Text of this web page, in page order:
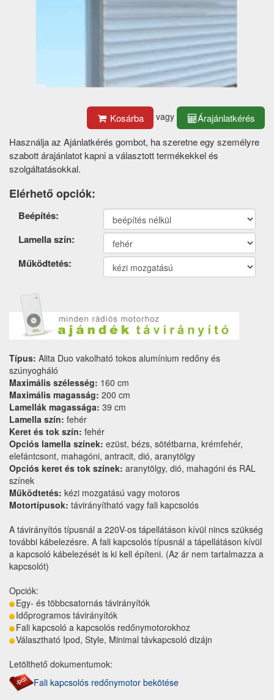
Kosárba vagy
Árajánlatkérés
Használja az Ajánlatkérés gombot, ha szeretne egy személyre
szabott árajánlatot kapni a választott termékekkel és
szolgáltatásokkal.
Elérhető opciók:
Termék
opciók
Beépítés:
Lamella szín:
Működtetés:
Típus: Alita Duo vakolható tokos alumínium redőny és
szúnyogháló
Maximális szélesség: 160 cm
Maximális magasság: 200 cm
Lamellák magassága: 39 cm
Lamella szín: fehér
Keret és tok szín: fehér
Opciós lamella színek: ezüst, bézs, sötétbarna, krémfehér,
elefántcsont, mahagóni, antracit, dió, aranytölgy
Opciós keret és tok színek: aranytölgy, dió, mahagóni és RAL
színek
Működtetés: kézi mozgatású vagy motoros
Motortípusok: távirányítható vagy fali kapcsolós
A távirányítós típusnál a 220V-os tápellátáson kívül nincs szükség
további kábelezésre. A fali kapcsolós típusnál a tápellátáson kívül
a kapcsoló kábelezését is ki kell építeni. (Az ár nem tartalmazza a
kapcsolót)
Opciók:
Egy- és többcsatornás távirányítók
Időprogramos távirányítók
Fali kapcsoló a kapcsolós redőnymotorokhoz
Választható Ipod, Style, Minimal távkapcsoló dizájn
Letölthető dokumentumok:
Fali kapcsolós redőnymotor bekötése